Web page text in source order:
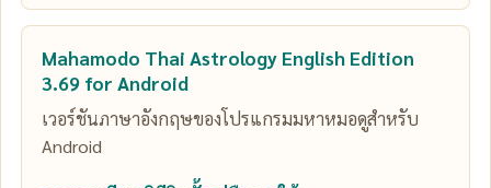
Mahamodo Thai Astrology English Edition
3.69 for Android
เวอร์ชันภาษาอังกฤษของโปรแกรมมหาหมอดูสำหรับ
Android